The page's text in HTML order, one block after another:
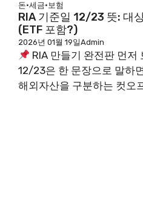
돈·세금·보험
RIA 기준일 12/23 뜻: 대
(ETF 포함?)
2026년 01월 19일Admin
RIA 만들기 완전판 먼저
12/23은 한 문장으로 말하
해외자산을 구분하는 컷오